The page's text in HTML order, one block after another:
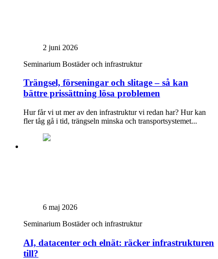
2 juni 2026
Seminarium Bostäder och infrastruktur
Trängsel, förseningar och slitage – så kan
bättre prissättning lösa problemen
Hur får vi ut mer av den infrastruktur vi redan har? Hur kan
fler tåg gå i tid, trängseln minska och transportsystemet...
6 maj 2026
Seminarium Bostäder och infrastruktur
AI, datacenter och elnät: räcker infrastrukturen
till?